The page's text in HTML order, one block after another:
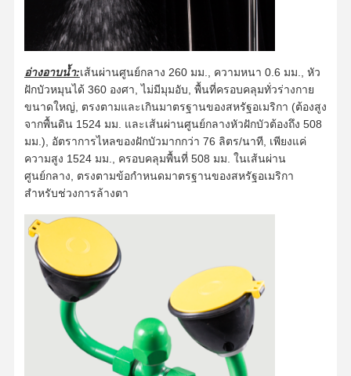
อ่างอาบน้ำ:เส้นผ่านศูนย์กลาง 260 มม., ความหนา 0.6 มม., หัว
ฝักบัวหมุนได้ 360 องศา, ไม่มีมุมอับ, พื้นที่ครอบคลุมทั่วร่างกาย
ขนาดใหญ่, ตรงตามและเกินมาตรฐานของสหรัฐอเมริกา (ต้องสูง
จากพื้นดิน 1524 มม. และเส้นผ่านศูนย์กลางหัวฝักบัวต้องถึง 508
มม.), อัตราการไหลของฝักบัวมากกว่า 76 ลิตร/นาที, เพียงแค่
ความสูง 1524 มม., ครอบคลุมพื้นที่ 508 มม. ในเส้นผ่าน
ศูนย์กลาง, ตรงตามข้อกำหนดมาตรฐานของสหรัฐอเมริกา
สำหรับช่วงการล้างตา